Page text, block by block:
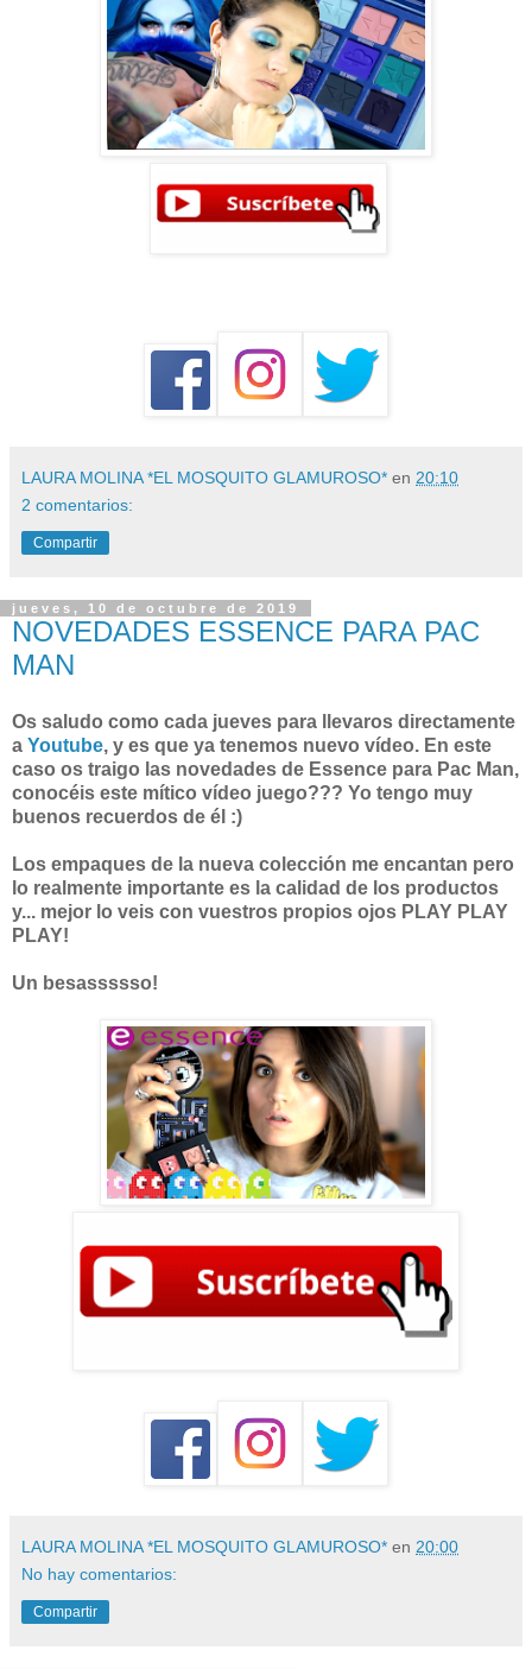
LAURA MOLINA *EL MOSQUITO GLAMUROSO* en 20:10
2 comentarios:
Compartir
jueves, 10 de octubre de 2019
NOVEDADES ESSENCE PARA PAC
MAN
Os saludo como cada jueves para llevaros directamente
a Youtube, y es que ya tenemos nuevo vídeo. En este
caso os traigo las novedades de Essence para Pac Man,
conocéis este mítico vídeo juego??? Yo tengo muy
buenos recuerdos de él :)
Los empaques de la nueva colección me encantan pero
lo realmente importante es la calidad de los productos
y... mejor lo veis con vuestros propios ojos PLAY PLAY
PLAY!
Un besassssso!
LAURA MOLINA *EL MOSQUITO GLAMUROSO* en 20:00
No hay comentarios:
Compartir